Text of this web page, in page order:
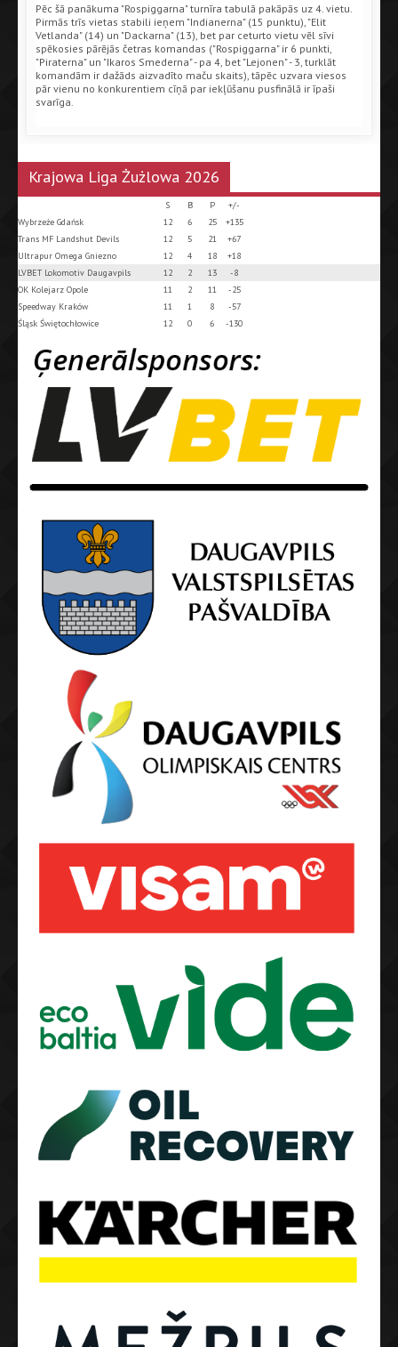
Pēc šā panākuma "Rospiggarna" turnīra tabulā pakāpās uz 4. vietu.
Pirmās trīs vietas stabili ieņem "Indianerna" (15 punktu), "Elit
Vetlanda" (14) un "Dackarna" (13), bet par ceturto vietu vēl sīvi
spēkosies pārējās četras komandas ("Rospiggarna" ir 6 punkti,
"Piraterna" un "Ikaros Smederna" - pa 4, bet "Lejonen" - 3, turklāt
komandām ir dažāds aizvadīto maču skaits), tāpēc uzvara viesos
pār vienu no konkurentiem cīņā par iekļūšanu pusfinālā ir īpaši
svarīga.
Krajowa Liga Żużlowa 2026
S B P
+/-
Wybrzeże Gdańsk
12 6 25
+135
Trans MF Landshut Devils
12 5 21
+67
Ultrapur Omega Gniezno
12 4 18
+18
LVBET Lokomotiv Daugavpils
12 2 13
-8
OK Kolejarz Opole
11 2 11
-25
Speedway Kraków
11 1 8
-57
Śląsk Świętochłowice
12 0 6 -130